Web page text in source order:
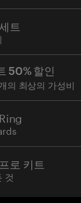
트
50% 할인
의 최상의 가성비
로 키트
것